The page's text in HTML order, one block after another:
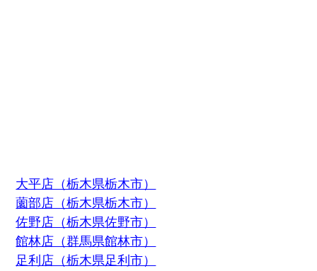
大平店（栃木県栃木市）
薗部店（栃木県栃木市）
佐野店（栃木県佐野市）
館林店（群馬県館林市）
足利店（栃木県足利市）